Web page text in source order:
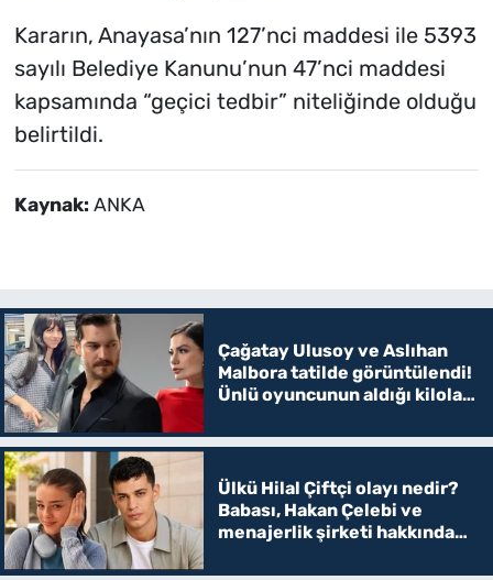
Kararın, Anayasa’nın 127’nci maddesi ile 5393
sayılı Belediye Kanunu’nun 47’nci maddesi
kapsamında “geçici tedbir” niteliğinde olduğu
belirtildi.
Kaynak: ANKA
Çağatay Ulusoy ve Aslıhan
Malbora tatilde görüntülendi!
Ünlü oyuncunun aldığı kilolar
Ülkü Hilal Çiftçi olayı nedir?
Babası, Hakan Çelebi ve
menajerlik şirketi hakkında